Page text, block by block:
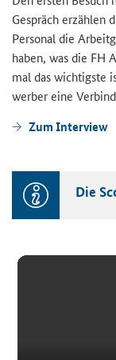
Ge­spräch er­zäh­len
Personal die
haben, was die FH
mal das wich­tigs­te
wer­ber eine
Zum In­ter­view
Die